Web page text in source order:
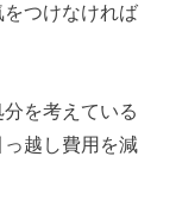
つけなければ
を考えている
越し費用を減